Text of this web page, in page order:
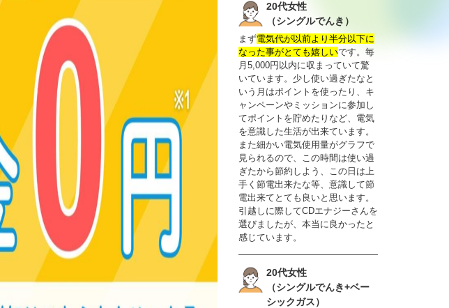
20代女性
（シングルでんき）
まず電気代が以前より半分以下に
なった事がとても嬉しいです。毎
月5,000円以内に収まっていて驚
いています。少し使い過ぎたなと
いう月はポイントを使ったり、キ
ャンペーンやミッションに参加し
てポイントを貯めたりなど、電気
を意識した生活が出来ています。
また細かい電気使用量がグラフで
見られるので、この時間は使い過
ぎたから節約しよう、この日は上
手く節電出来たな等、意識して節
電出来てとても良いと思います。
引越しに際してCDエナジーさんを
選びましたが、本当に良かったと
感じています。
20代女性
（シングルでんき+ベー
シックガス）